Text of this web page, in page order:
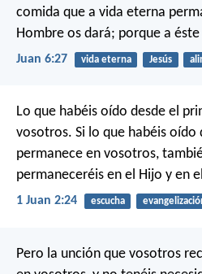
comida que a vida eterna
Hombre os dará; porque a
Juan 6:27 vida eterna Jesús
Lo que habéis oído desde el
vosotros. Si lo que habéis oído
permanece en vosotros,
permaneceréis en el Hijo y en
1 Juan 2:24 escucha
Pero la unción que vosotros